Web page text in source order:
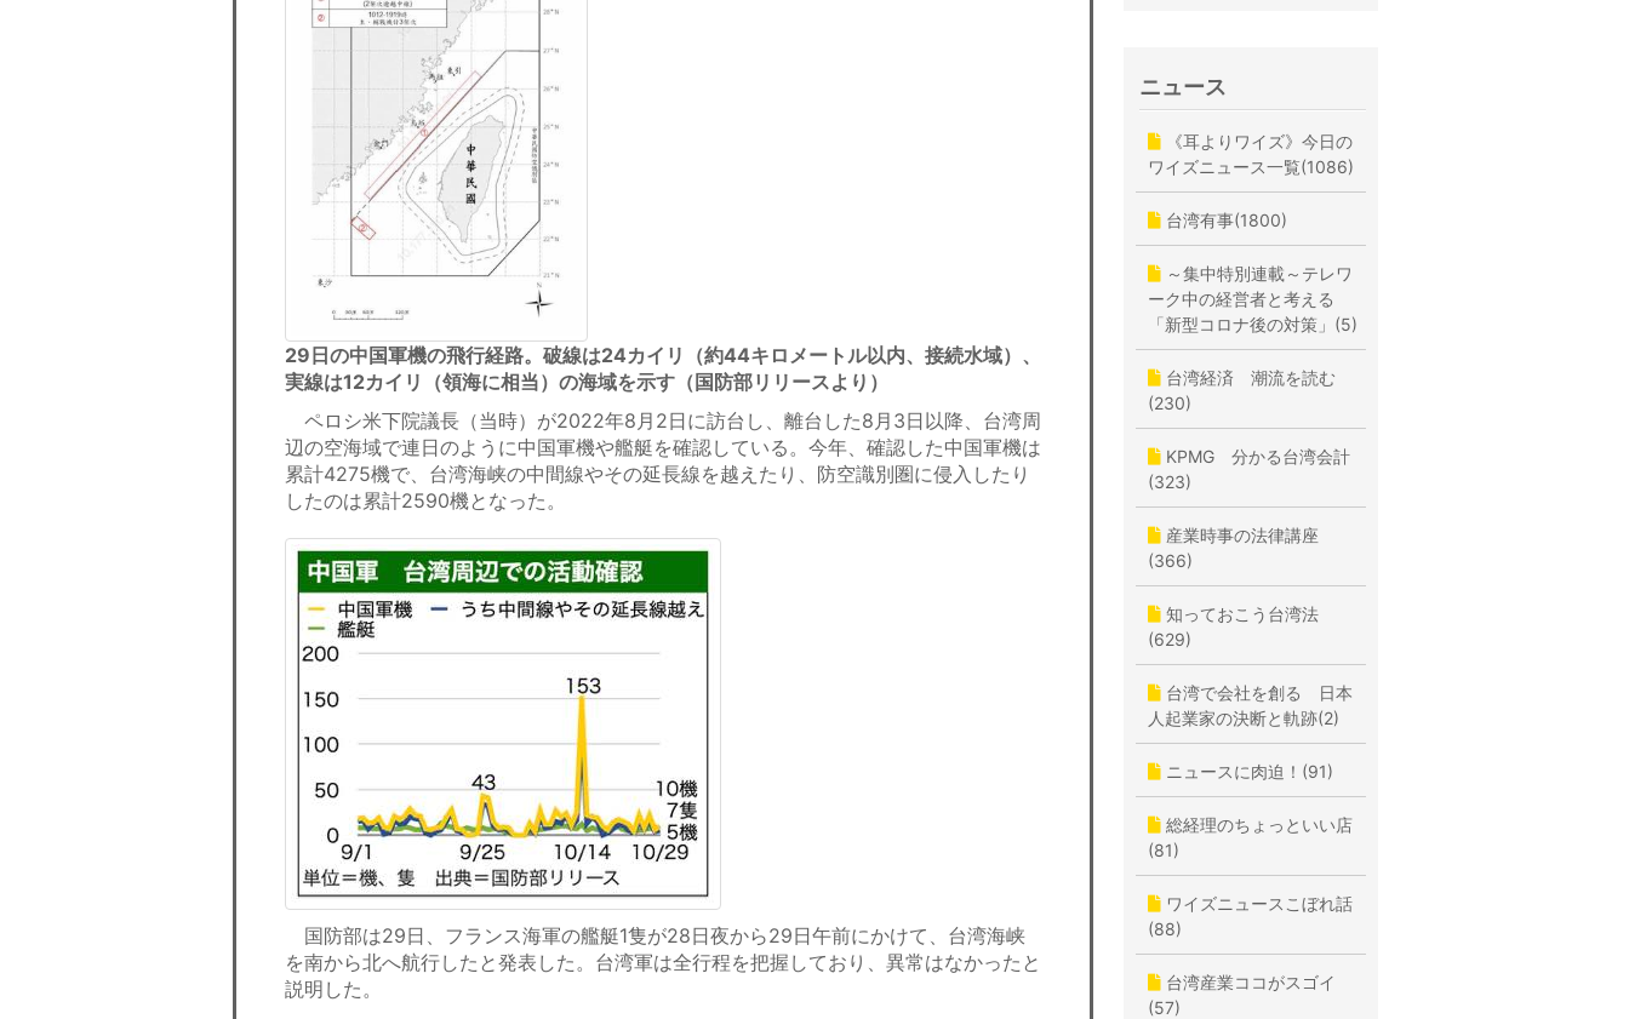
29日の中国軍機の飛行経路。破線は24カイリ（約44キロメートル以内、接続水域）、
実線は12カイリ（領海に相当）の海域を示す（国防部リリースより）
ペロシ米下院議長（当時）が2022年8月2日に訪台し、離台した8月3日以降、台湾周
辺の空海域で連日のように中国軍機や艦艇を確認している。今年、確認した中国軍機は
累計4275機で、台湾海峡の中間線やその延長線を越えたり、防空識別圏に侵入したり
したのは累計2590機となった。
国防部は29日、フランス海軍の艦艇1隻が28日夜から29日午前にかけて、台湾海峡
を南から北へ航行したと発表した。台湾軍は全行程を把握しており、異常はなかったと
説明した。
ニュース
《耳よりワイズ》今日の
ワイズニュース一覧(1086)
台湾有事(1800)
～集中特別連載～テレワ
ーク中の経営者と考える
「新型コロナ後の対策」(5)
台湾経済 潮流を読む
(230)
KPMG 分かる台湾会計
(323)
産業時事の法律講座
(366)
知っておこう台湾法
(629)
台湾で会社を創る 日本
人起業家の決断と軌跡(2)
ニュースに肉迫！(91)
総経理のちょっといい店
(81)
ワイズニュースこぼれ話
(88)
台湾産業ココがスゴイ
(57)